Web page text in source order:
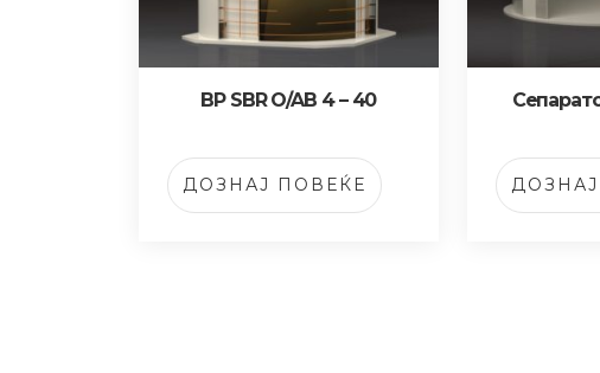
BP SBR O/AB 4 – 40
ДОЗНАЈ ПОВЕЌЕ